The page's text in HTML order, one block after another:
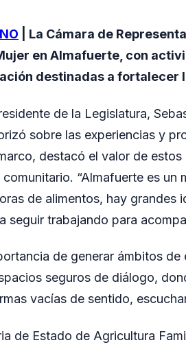
| La Cámara de
en Almafuerte, con
destinadas a fortalecer
de la Legislatura,
sobre las experiencias y
destacó el valor de
“Almafuerte es un
de alimentos, hay grandes
seguir trabajando para
de generar ámbitos
seguros de diálogo,
vacías de sentido,
de Estado de Agricultura